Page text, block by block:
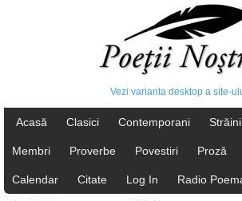
Vezi varianta desktop a site-
Acasă Clasici Contemporani Străini
Membri Proverbe Povestiri Proză
Calendar Citate Log In Radio